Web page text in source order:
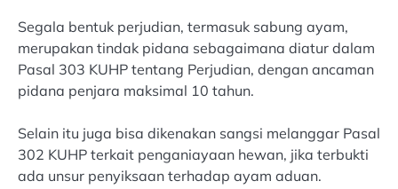
Segala bentuk perjudian, termasuk sabung ayam,
merupakan tindak pidana sebagaimana diatur dalam
Pasal 303 KUHP tentang Perjudian, dengan ancaman
pidana penjara maksimal 10 tahun.
Selain itu juga bisa dikenakan sangsi melanggar Pasal
302 KUHP terkait penganiayaan hewan, jika terbukti
ada unsur penyiksaan terhadap ayam aduan.